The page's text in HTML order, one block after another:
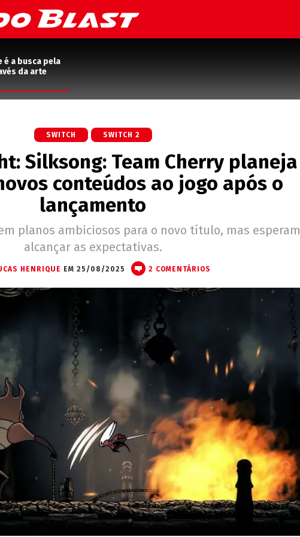
é a busca pela
da arte
SWITCH SWITCH 2
Silksong: Team Cherry planeja
conteúdos ao jogo após o
lançamento
planos ambiciosos para o novo título, mas esperam
alcançar as expectativas.
HENRIQUE EM 25/08/2025 2 COMENTÁRIOS